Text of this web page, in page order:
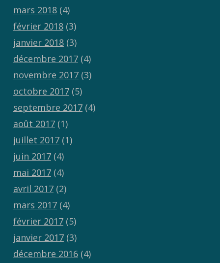
mars 2018(4)
février 2018(3)
janvier 2018(3)
décembre 2017(4)
novembre 2017(3)
octobre 2017(5)
septembre 2017(4)
août 2017(1)
juillet 2017(1)
juin 2017(4)
mai 2017(4)
avril 2017(2)
mars 2017(4)
février 2017(5)
janvier 2017(3)
décembre 2016(4)